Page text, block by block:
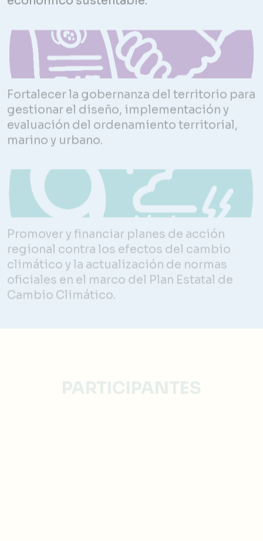
Fortalecer la gobernanza del territorio para
gestionar el diseño, implementación y
evaluación del ordenamiento territorial,
marino y urbano.
Promover y financiar planes de acción
regional contra los efectos del cambio
climático y la actualización de normas
oficiales en el marco del Plan Estatal de
Cambio Climático.